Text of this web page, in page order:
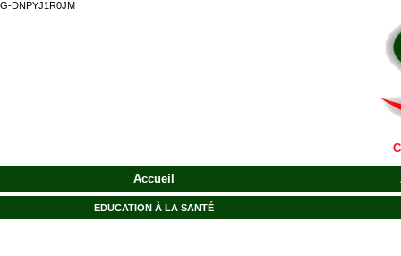
G-DNPYJ1R0JM
Accueil
EDUCATION À LA SANTÉ